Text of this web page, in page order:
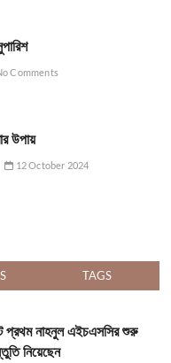
Comments
উপায়
12 October 2024
TAGS
প্রথম নাহনুল এইচএসসির শুরু
নিয়েছেন